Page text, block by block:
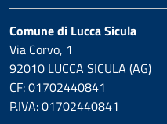
Comune di Lucca Sicula
Via Corvo, 1
92010 LUCCA SICULA (AG)
CF: 01702440841
P.IVA: 01702440841